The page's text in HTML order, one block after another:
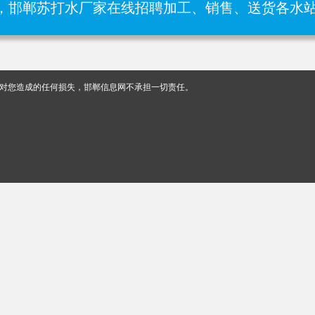
郸苏打水厂家在线招聘加工、销售、送货各水
造成的任何损失，邯郸信息网不承担一切责任。